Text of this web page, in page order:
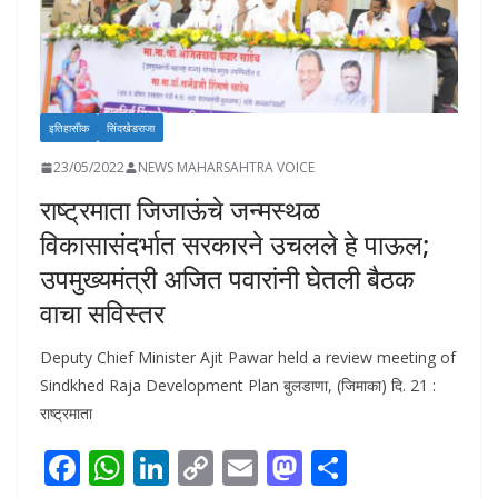
इतिहासीक सिंदखेडराजा
23/05/2022 NEWS MAHARSAHTRA VOICE
राष्ट्रमाता जिजाऊंचे जन्मस्थळ
विकासासंदर्भात सरकारने उचलले हे पाऊल;
उपमुख्यमंत्री अजित पवारांनी घेतली बैठक
वाचा सविस्तर
Deputy Chief Minister Ajit Pawar held a review meeting of
Sindkhed Raja Development Plan बुलडाणा, (जिमाका) दि. 21 :
राष्ट्रमाता
F W Li C E M